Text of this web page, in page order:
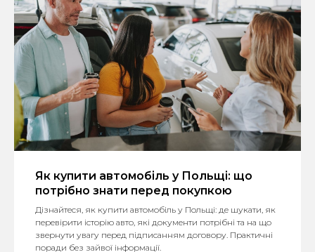
Як купити автомобіль у Польщі: що
потрібно знати перед покупкою
Дізнайтеся, як купити автомобіль у Польщі: де шукати, як
перевірити історію авто, які документи потрібні та на що
звернути увагу перед підписанням договору. Практичні
поради без зайвої інформації.